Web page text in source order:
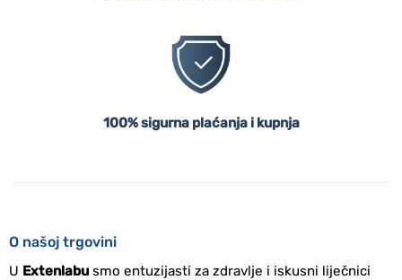
100% sigurna plaćanja i kupnja
O našoj trgovini
U Extenlabusmo entuzijasti za zdravlje i iskusni liječnici